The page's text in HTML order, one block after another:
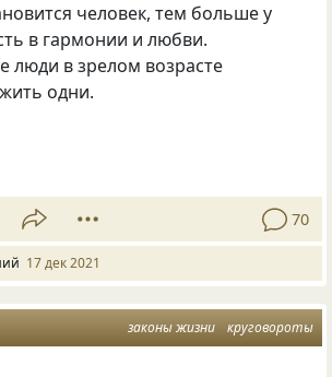
человек, тем больше у
в гармонии и любви.
люди в зрелом возрасте
одни.
70
17 дек 2021
законы жизни круговороты